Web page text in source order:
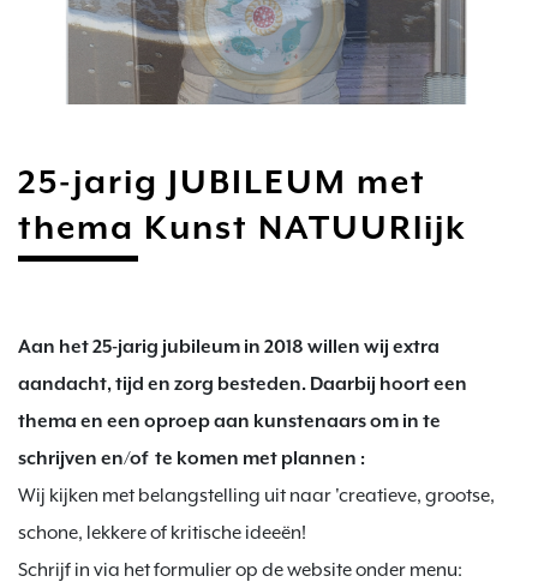
25-jarig JUBILEUM met
thema Kunst NATUURlijk
Aan het 25-jarig jubileum in 2018 willen wij extra
aandacht, tijd en zorg besteden. Daarbij hoort een
thema en een oproep aan kunstenaars om in te
schrijven en/of  te komen met plannen :
Wij kijken met belangstelling uit naar 'creatieve, grootse,
schone, lekkere of kritische ideeën!
Schrijf in via het formulier op de website onder menu: